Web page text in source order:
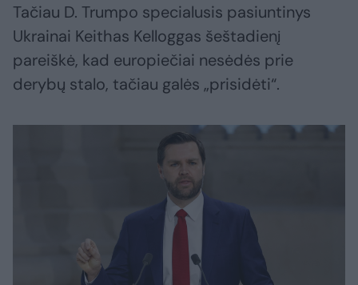
Tačiau D. Trumpo specialusis pasiuntinys
Ukrainai Keithas Kelloggas šeštadienį
pareiškė, kad europiečiai nesėdės prie
derybų stalo, tačiau galės „prisidėti“.